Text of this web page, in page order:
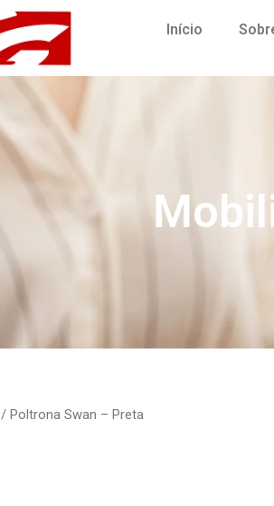
Início
/ Poltrona Swan – Preta